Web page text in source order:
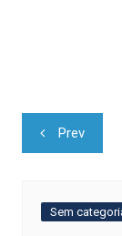
de
Prev
Sem